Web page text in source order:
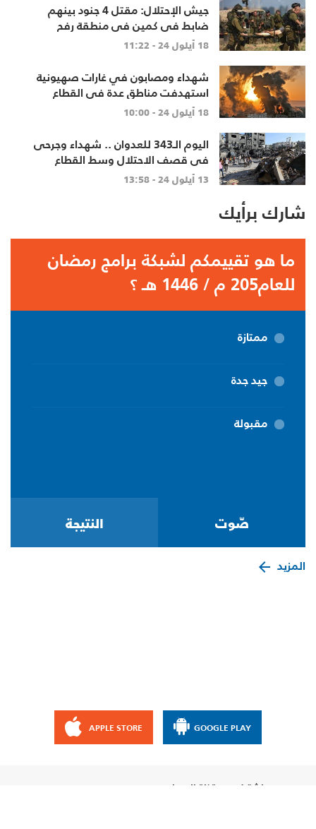
جيش الإحتلال: مقتل 4 جنود بينهم
ضابط في كمين في منطقة رفح
18 أيلول 24 - 11:22
شهداء ومصابون في غارات صهيونية
استهدفت مناطق عدة في القطاع
18 أيلول 24 - 10:00
اليوم الـ343 للعدوان .. شهداء وجرحى
في قصف الاحتلال وسط القطاع
وجنوبه
13 أيلول 24 - 13:58
شارك برأيك
ما هو تقييمكم لشبكة برامج رمضان
للعام205 م / 1446 هـ ؟
ممتازة
جيد جدة
مقبولة
المزيد
GOOGLE PLAY
APPLE STORE
إشترك مع قناة الإيمان